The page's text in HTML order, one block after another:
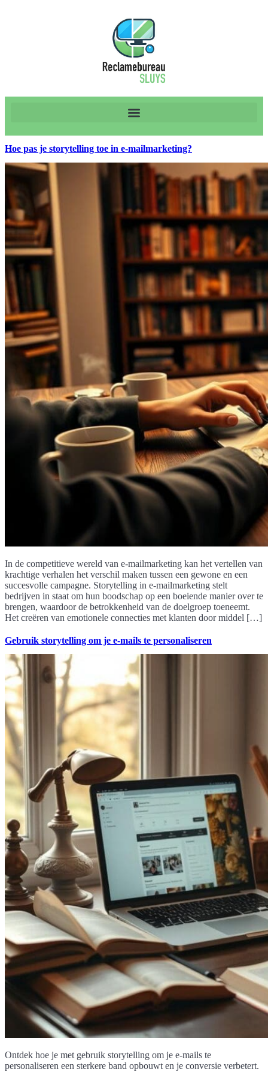
Hoe pas je storytelling toe in e-mailmarketing?
In de competitieve wereld van e-mailmarketing kan het vertellen van
krachtige verhalen het verschil maken tussen een gewone en een
succesvolle campagne. Storytelling in e-mailmarketing stelt
bedrijven in staat om hun boodschap op een boeiende manier over te
brengen, waardoor de betrokkenheid van de doelgroep toeneemt.
Het creëren van emotionele connecties met klanten door middel […]
Gebruik storytelling om je e-mails te personaliseren
Ontdek hoe je met gebruik storytelling om je e-mails te
personaliseren een sterkere band opbouwt en je conversie verbetert.